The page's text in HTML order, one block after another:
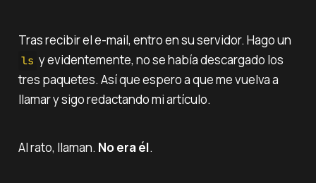
Tras recibir el e-mail, entro en su servidor. Hago un
ls y evidentemente, no se había descargado los
tres paquetes. Así que espero a que me vuelva a
llamar y sigo redactando mi artículo.
Al rato, llaman. No era él.